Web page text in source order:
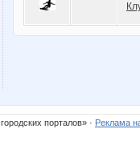
порталов» · Реклама